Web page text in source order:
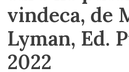
vindeca, de
Lyman, Ed.
2022